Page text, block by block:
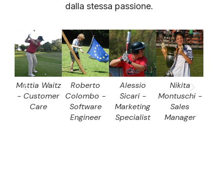
dalla stessa passione.
Mattia Waitz
- Customer
Care
Roberto
Colombo -
Software
Engineer
Alessio
Sicari -
Marketing
Specialist
Nikita
Montuschi -
Sales
Manager